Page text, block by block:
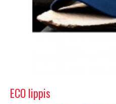
ECO lippis